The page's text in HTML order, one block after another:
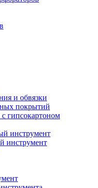
и обвязки
покрытий
гипсокартоном
инструмент
инструмент